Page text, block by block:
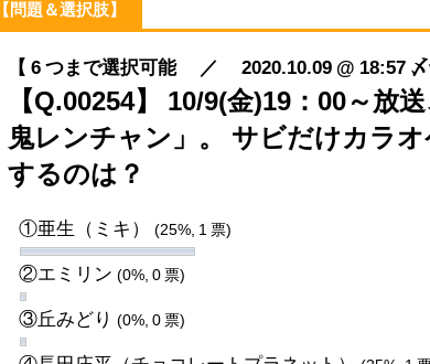
【問題＆選択肢】
【 6 つまで選択可能 ／ 2020.10.09 @ 18:57 〆
【Q.00254】 10/9(金)19：00～放
鬼レンチャン」。 サビだけカラ
するのは？
①亜生（ミキ） (25%, 1 票)
②エミリン (0%, 0 票)
③丘みどり (0%, 0 票)